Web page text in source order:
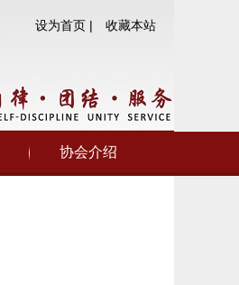
设为首页 | 收藏本站
协会介绍